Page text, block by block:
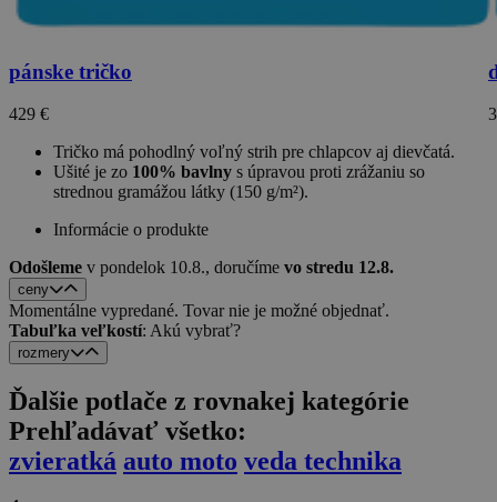
pánske tričko
429 €
Tričko má pohodlný voľný strih pre chlapcov aj dievčatá.
Ušité je zo 100% bavlny s úpravou proti zrážaniu so
strednou gramážou látky (150 g/m²).
Informácie o produkte
Odošleme v pondelok 10.8., doručíme vo stredu 12.8.
ceny
Momentálne vypredané. Tovar nie je možné objednať.
Tabuľka veľkostí: Akú vybrať?
rozmery
Ďalšie potlače z rovnakej kategórie
Prehľadávať všetko:
zvieratká auto moto veda technika